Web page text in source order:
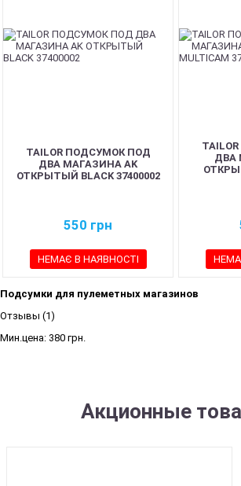
TAILOR ПОДСУМОК ПОД
ДВА МАГАЗИНА AK
ОТКРЫТЫЙ BLACK 37400002
550 грн
НЕМАЄ В НАЯВНОСТІ
ДВА
Подсумки для пулеметных магазинов
Отзывы (1)
Мин.цена: 380 грн.
Акционные